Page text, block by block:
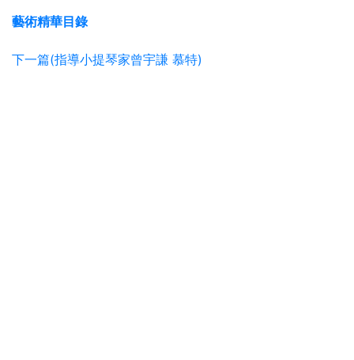
藝術精華目錄
下一篇(指導小提琴家曾宇謙 慕特)